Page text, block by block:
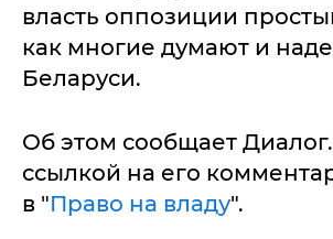
власть оппозиции
как многие думают и
Беларуси.
Об этом сообщает
ссылкой на его
в "Право на владу".